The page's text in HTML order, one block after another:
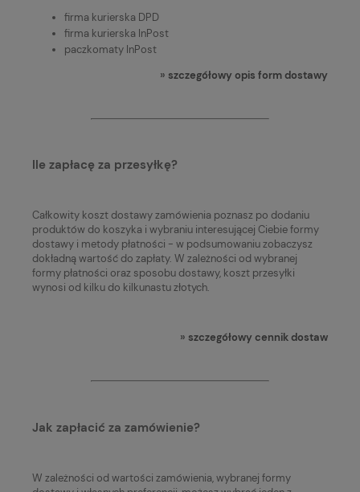
firma kurierska DPD
firma kurierska InPost
paczkomaty InPost
» szczegółowy opis form dostawy
Ile zapłacę za przesyłkę?
Całkowity koszt dostawy zamówienia poznasz po dodaniu
produktów do koszyka i wybraniu interesującej Ciebie formy
dostawy i metody płatności - w podsumowaniu zobaczysz
dokładną wartość do zapłaty. W zależności od wybranej
formy płatności oraz sposobu dostawy, koszt przesyłki
wynosi od kilku do kilkunastu złotych.
» szczegółowy cennik dostaw
Jak zapłacić za zamówienie?
W zależności od wartości zamówienia, wybranej formy